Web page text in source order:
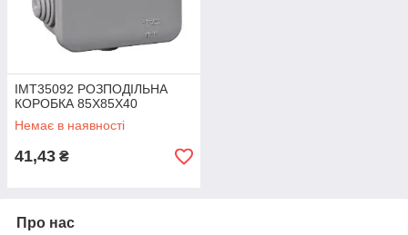
IMT35092 РОЗПОДІЛЬНА
КОРОБКА 85Х85Х40
Немає в наявності
41,43 ₴
Про нас